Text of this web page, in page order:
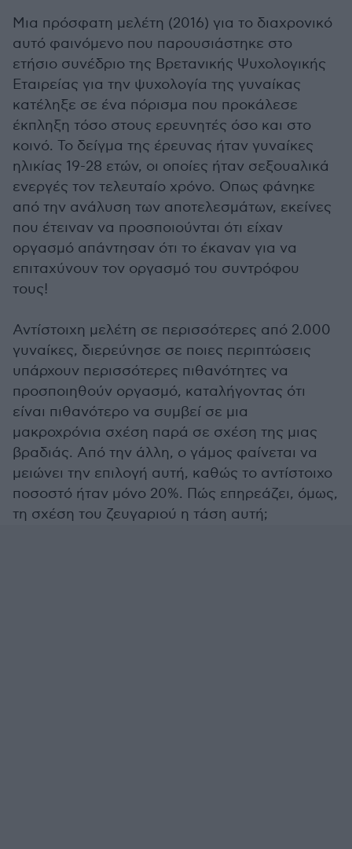
Μια πρόσφατη μελέτη (2016) για το διαχρονικό
αυτό φαινόμενο που παρουσιάστηκε στο
ετήσιο συνέδριο της Βρετανικής Ψυχολογικής
Εταιρείας για την ψυχολογία της γυναίκας
κατέληξε σε ένα πόρισμα που προκάλεσε
έκπληξη τόσο στους ερευνητές όσο και στο
κοινό. Το δείγμα της έρευνας ήταν γυναίκες
ηλικίας 19-28 ετών, οι οποίες ήταν σεξουαλικά
ενεργές τον τελευταίο χρόνο. Οπως φάνηκε
από την ανάλυση των αποτελεσμάτων, εκείνες
που έτειναν να προσποιούνται ότι είχαν
οργασμό απάντησαν ότι το έκαναν για να
επιταχύνουν τον οργασμό του συντρόφου
τους!
Αντίστοιχη μελέτη σε περισσότερες από 2.000
γυναίκες, διερεύνησε σε ποιες περιπτώσεις
υπάρχουν περισσότερες πιθανότητες να
προσποιηθούν οργασμό, καταλήγοντας ότι
είναι πιθανότερο να συμβεί σε μια
μακροχρόνια σχέση παρά σε σχέση της μιας
βραδιάς. Από την άλλη, ο γάμος φαίνεται να
μειώνει την επιλογή αυτή, καθώς το αντίστοιχο
ποσοστό ήταν μόνο 20%. Πώς επηρεάζει, όμως,
τη σχέση του ζευγαριού η τάση αυτή;